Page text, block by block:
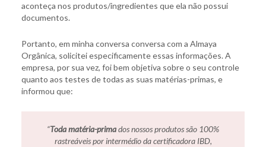
aconteça nos produtos/ingredientes que ela não possui
documentos.
Portanto, em minha conversa conversa com a Almaya
Orgânica, solicitei especificamente essas informações. A
empresa, por sua vez, foi bem objetiva sobre o seu controle
quanto aos testes de todas as suas matérias-primas, e
informou que:
“Toda matéria-primados nossos produtos são 100%
rastreáveis por intermédio da certificadora IBD,